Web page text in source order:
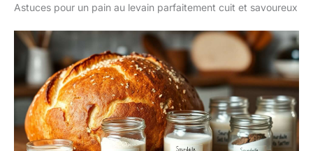
Astuces pour un pain au levain parfaitement cuit et savoureux